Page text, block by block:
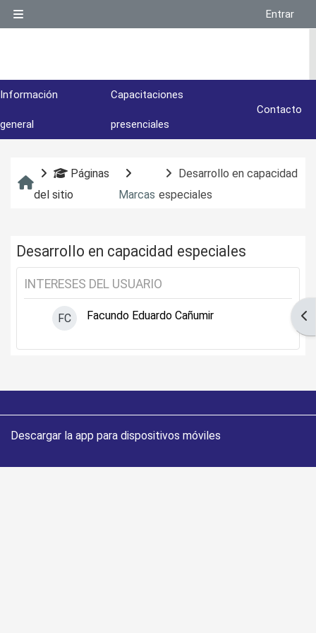
Entrar
Información
general
Capacitaciones
presenciales
Contacto
Inicio
Páginas
del sitio
Marcas
Desarrollo en capacidad
especiales
Desarrollo en capacidad especiales
INTERESES DEL USUARIO
FC Facundo Eduardo Cañumir
Descargar la app para dispositivos móviles